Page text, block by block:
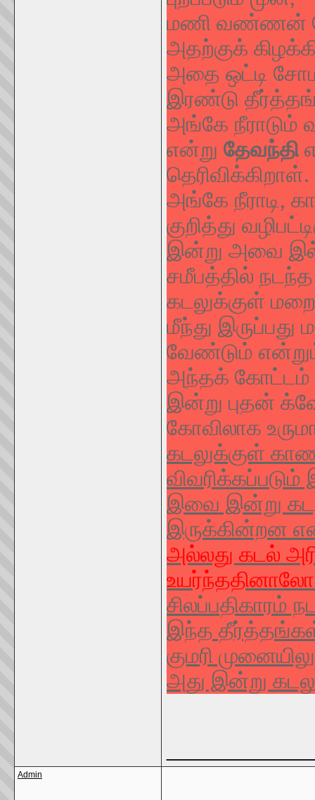
மணி வண்ணன்
அதற்குக்
அதை ஒட்டி
இரண்டு
அங்கே நீராடும்
என்று தேவந்தி
தெரிவிக்கிறாள்.
அங்கே
குறித்து
இன்று அவை
சமீபத்தில்
கடலுக்குள்
மீந்து
வேண்டும் என்றும்
அந்தக் கோட்டம்
இன்று புதன்
கோவிலாக
கடலுக்குள்
இவை இன்று
இருக்கின்றன
அல்லது கடல்
சிலப்பதிகாரம்
இந்த
குமரி
அது இன்று
Admin